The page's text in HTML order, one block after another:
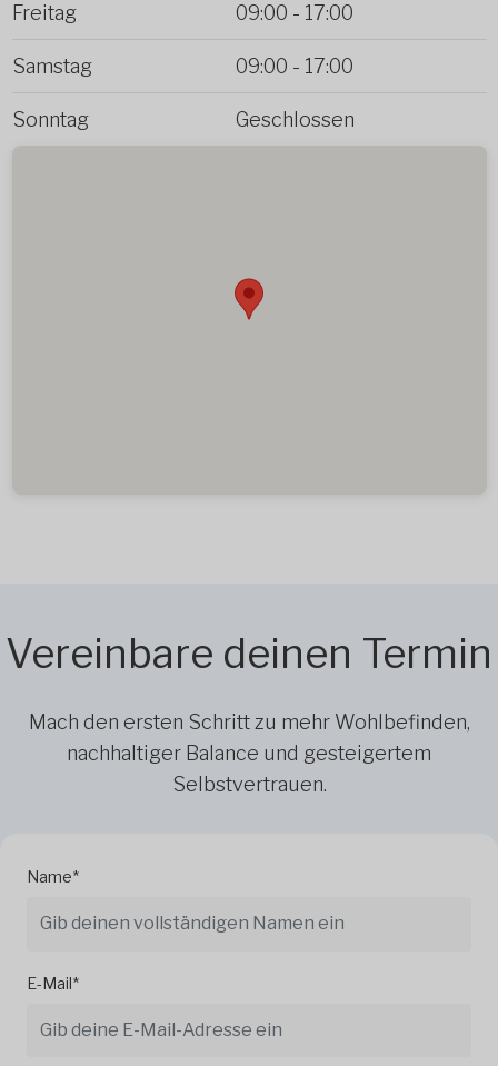
Freitag 09:00 - 17:00
Samstag 09:00 - 17:00
Sonntag Geschlossen
Vereinbare deinen Termin
Mach den ersten Schritt zu mehr Wohlbefinden,
nachhaltiger Balance und gesteigertem
Selbstvertrauen.
Name*
E-Mail*